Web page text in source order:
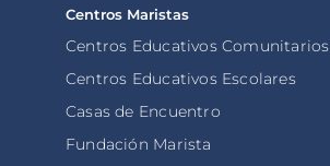
Centros Maristas
Centros Educativos Comunitarios
Centros Educativos Escolares
Casas de Encuentro
Fundación Marista